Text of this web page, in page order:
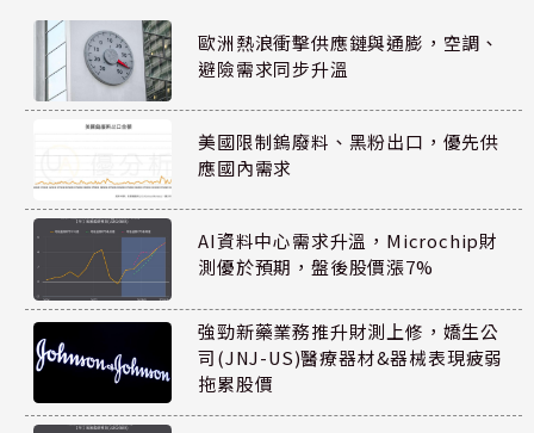
歐洲熱浪衝擊供應鏈與通膨，空調、
避險需求同步升溫
美國限制鎢廢料、黑粉出口，優先供
應國內需求
AI資料中心需求升溫，Microchip財
測優於預期，盤後股價漲7%
強勁新藥業務推升財測上修，嬌生公
司(JNJ-US)醫療器材&器械表現疲弱
拖累股價